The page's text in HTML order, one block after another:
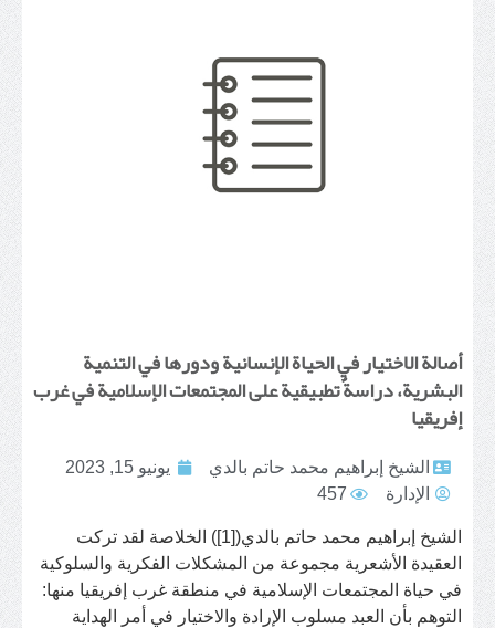
أصالة الاختيار في الحياة الإنسانية ودورها في التنمية
البشرية، دراسةٌ تطبيقية على المجتمعات الإسلامية في غرب
إفريقيا
الشيخ إبراهيم محمد حاتم بالدي
يونيو 15, 2023
الإدارة
457
الشيخ إبراهيم محمد حاتم بالدي([1]) الخلاصة لقد تركت
العقيدة الأشعرية مجموعة من المشكلات الفكرية والسلوكية
في حياة المجتمعات الإسلامية في منطقة غرب إفريقيا منها:
التوهم بأن العبد مسلوب الإرادة والاختيار في أمر الهداية